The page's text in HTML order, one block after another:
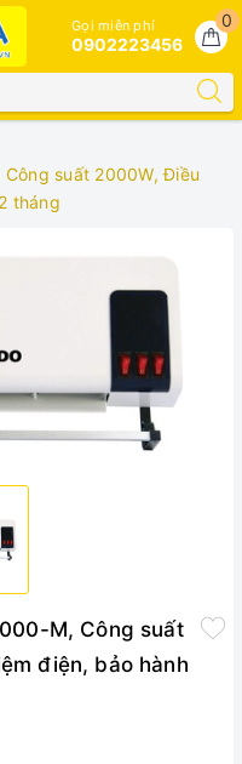
0
Gọi miễn phí
0902223456
suất 2000W, Điều
tháng
M, Công suất
điện, bảo hành